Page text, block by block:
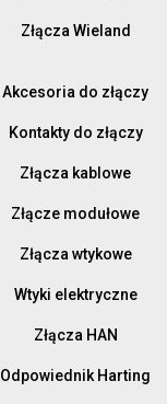
Złącza Wieland
Akcesoria do złączy
Kontakty do złączy
Złącza kablowe
Złącze modułowe
Złącza wtykowe
Wtyki elektryczne
Złącza HAN
Odpowiednik Harting